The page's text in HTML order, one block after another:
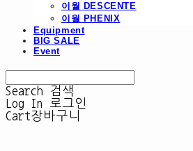
이월 DESCENTE
이월 PHENIX
Equipment
BIG SALE
Event
Search
검색
Log In
로그인
Cart장바구니